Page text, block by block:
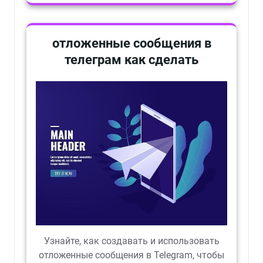
отложенные сообщения в
телеграм как сделать
Узнайте, как создавать и использовать
отложенные сообщения в Telegram, чтобы